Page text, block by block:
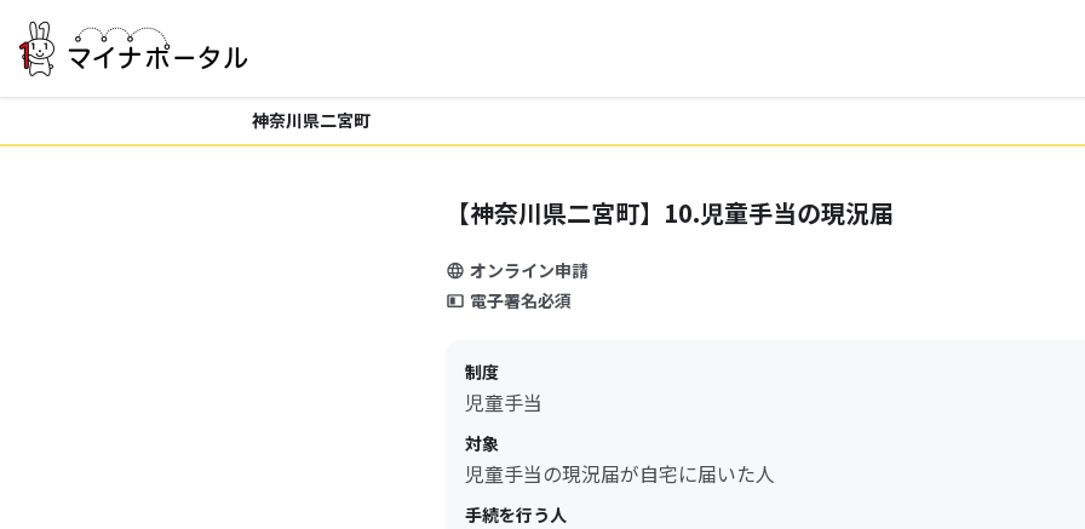
神奈川県二宮町
【神奈川県二宮町】10.児童手当の現況届
オンライン申請
電子署名必須
制度
児童手当
対象
児童手当の現況届が自宅に届いた人
手続を行う人